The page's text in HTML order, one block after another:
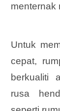
menternak
Untuk
cepat,
berkualiti
rusa